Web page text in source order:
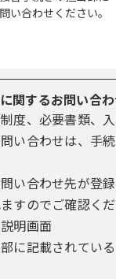
ムは、利用者が登録
録にて登録された情
されます。
、登録した利用者情
合に削除をすること
・パスワード等の管
事項をご確認くだ
い合わせください。
関するお問い合
度、必要書類、
い合わせは、手
い合わせ先が登
すのでご確認くだ
明画面
に記載されてい